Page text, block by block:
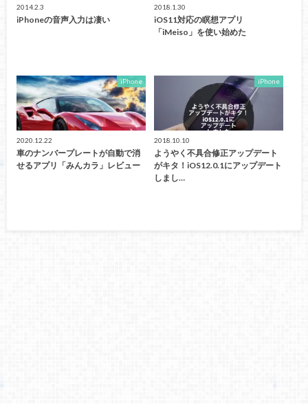
2014.2.3
iPhoneの音声入力は凄い
2018.1.30
iOS11対応の瞑想アプリ
「iMeiso」を使い始めた
iPhone
2020.12.22
車のナンバープレートが自動で消
せるアプリ「みんカラ」レビュー
iPhone
2018.10.10
ようやく不具合修正アップデート
がキタ！iOS12.0.1にアップデート
しまし…